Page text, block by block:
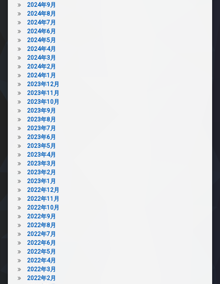
2024年9月
2024年8月
2024年7月
2024年6月
2024年5月
2024年4月
2024年3月
2024年2月
2024年1月
2023年12月
2023年11月
2023年10月
2023年9月
2023年8月
2023年7月
2023年6月
2023年5月
2023年4月
2023年3月
2023年2月
2023年1月
2022年12月
2022年11月
2022年10月
2022年9月
2022年8月
2022年7月
2022年6月
2022年5月
2022年4月
2022年3月
2022年2月